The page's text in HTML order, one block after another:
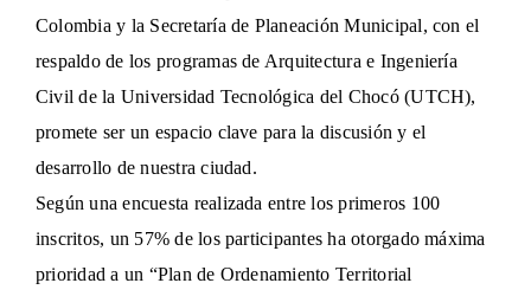
Colombia y la Secretaría de Planeación Municipal, con el
respaldo de los programas de Arquitectura e Ingeniería
Civil de la Universidad Tecnológica del Chocó (UTCH),
promete ser un espacio clave para la discusión y el
desarrollo de nuestra ciudad.
Según una encuesta realizada entre los primeros 100
inscritos, un 57% de los participantes ha otorgado máxima
prioridad a un “Plan de Ordenamiento Territorial